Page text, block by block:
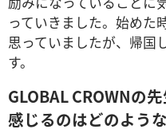
っていきました。始めた
思っていましたが、帰国
す。
GLOBAL CROWNの
感じるのはどのよう